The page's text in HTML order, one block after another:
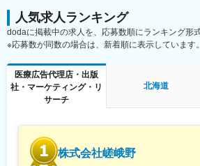
制作物・クオリティには定評があります
文化もある一方で、プロ集団として日々
上に努めています。
■グループ会社（医療系出版社）の創刊
グループ会社であるメディカルレビュ
社創刊数を誇っており、そのグループ会
数の多さを支えています。
・HTMLメールや広告バナー・SNS画像
に必要なデザイン
・学会で配るチラシやリーフレット・会
■働き方
残業時間は10～20時間程とワークライ
四半期に一回程度の対面で会うキックオ
ります。
人気求人ランキング
dodaに掲載中の求人を、応募数順にランキング形
※応募数が同数の場合は、新着順に表示しています。
医療広告代理店・出版
社・マーケティング・リ
サーチ
北海道
株式会社嵯峨野